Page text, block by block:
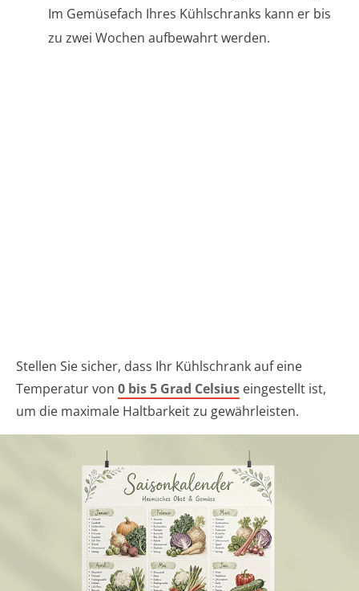
Im Gemüsefach Ihres Kühlschranks kann er bis
zu zwei Wochen aufbewahrt werden.
Stellen Sie sicher, dass Ihr Kühlschrank auf eine
Temperatur von 0 bis 5 Grad Celsius eingestellt ist,
um die maximale Haltbarkeit zu gewährleisten.